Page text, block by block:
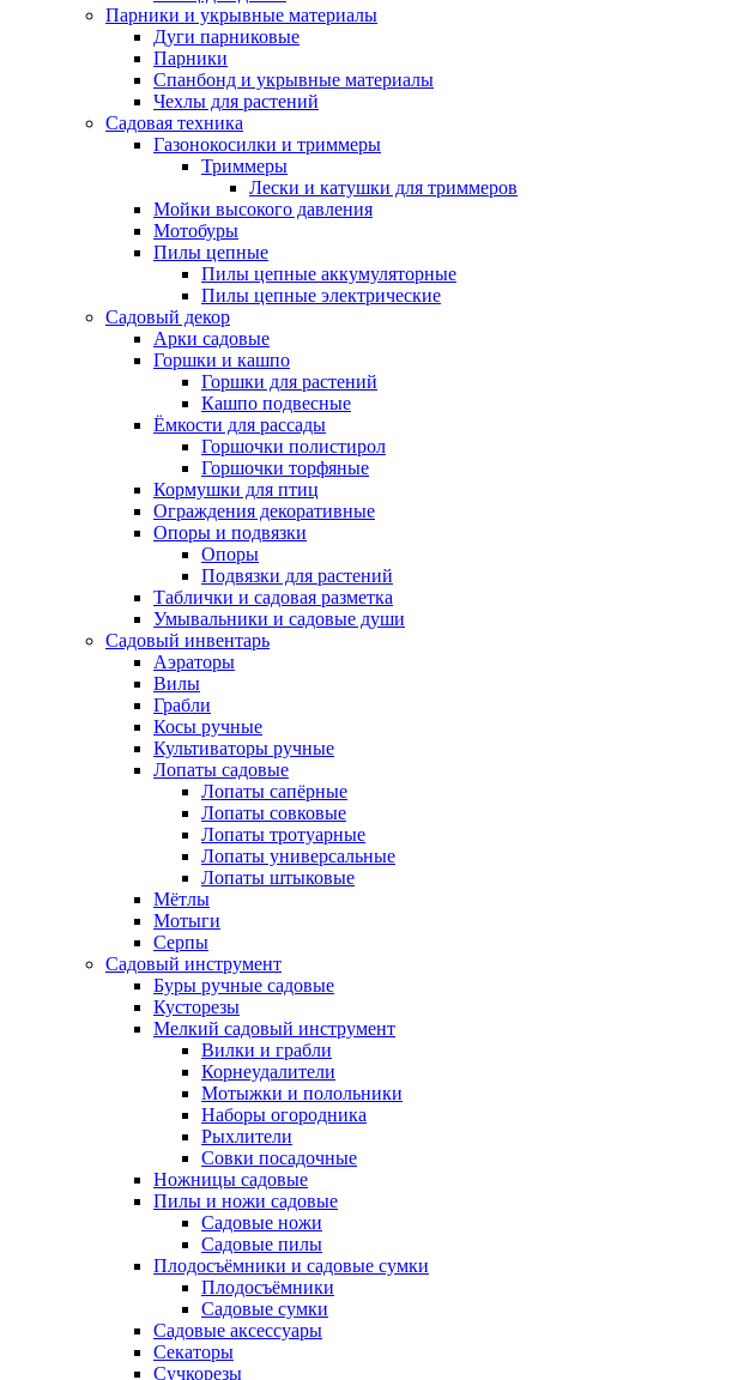
Парники и укрывные материалы
Дуги парниковые
Парники
Спанбонд и укрывные материалы
Чехлы для растений
Садовая техника
Газонокосилки и триммеры
Триммеры
Лески и катушки для триммеров
Мойки высокого давления
Мотобуры
Пилы цепные
Пилы цепные аккумуляторные
Пилы цепные электрические
Садовый декор
Арки садовые
Горшки и кашпо
Горшки для растений
Кашпо подвесные
Ёмкости для рассады
Горшочки полистирол
Горшочки торфяные
Кормушки для птиц
Ограждения декоративные
Опоры и подвязки
Опоры
Подвязки для растений
Таблички и садовая разметка
Умывальники и садовые души
Садовый инвентарь
Аэраторы
Вилы
Грабли
Косы ручные
Культиваторы ручные
Лопаты садовые
Лопаты сапёрные
Лопаты совковые
Лопаты тротуарные
Лопаты универсальные
Лопаты штыковые
Мётлы
Мотыги
Серпы
Садовый инструмент
Буры ручные садовые
Кусторезы
Мелкий садовый инструмент
Вилки и грабли
Корнеудалители
Мотыжки и полольники
Наборы огородника
Рыхлители
Совки посадочные
Ножницы садовые
Пилы и ножи садовые
Садовые ножи
Садовые пилы
Плодосъёмники и садовые сумки
Плодосъёмники
Садовые сумки
Садовые аксессуары
Секаторы
Сучкорезы